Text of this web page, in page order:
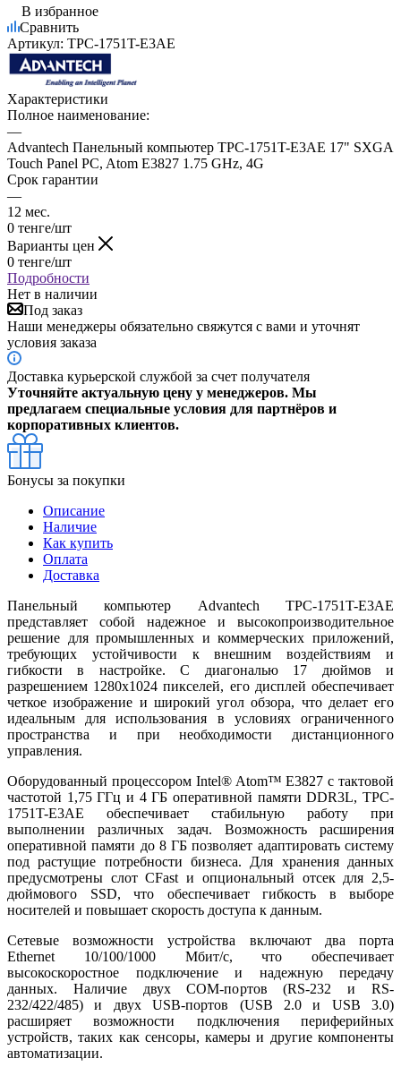
В избранное
Сравнить
Артикул: TPC-1751T-E3AE
Характеристики
Полное наименование:
—
Advantech Панельный компьютер TPC-1751T-E3AE 17" SXGA
Touch Panel PC, Atom E3827 1.75 GHz, 4G
Срок гарантии
—
12 мес.
0 тенге/шт
Варианты цен
0 тенге/шт
Подробности
Нет в наличии
Под заказ
Наши менеджеры обязательно свяжутся с вами и уточнят
условия заказа
Доставка курьерской службой за счет получателя
Уточняйте актуальную цену у менеджеров. Мы
предлагаем специальные условия для партнёров и
корпоративных клиентов.
Бонусы за покупки
Описание
Наличие
Как купить
Оплата
Доставка
Панельный компьютер Advantech TPC-1751T-E3AE
представляет собой надежное и высокопроизводительное
решение для промышленных и коммерческих приложений,
требующих устойчивости к внешним воздействиям и
гибкости в настройке. С диагональю 17 дюймов и
разрешением 1280x1024 пикселей, его дисплей обеспечивает
четкое изображение и широкий угол обзора, что делает его
идеальным для использования в условиях ограниченного
пространства и при необходимости дистанционного
управления.
Оборудованный процессором Intel® Atom™ E3827 с тактовой
частотой 1,75 ГГц и 4 ГБ оперативной памяти DDR3L, TPC-
1751T-E3AE обеспечивает стабильную работу при
выполнении различных задач. Возможность расширения
оперативной памяти до 8 ГБ позволяет адаптировать систему
под растущие потребности бизнеса. Для хранения данных
предусмотрены слот CFast и опциональный отсек для 2,5-
дюймового SSD, что обеспечивает гибкость в выборе
носителей и повышает скорость доступа к данным.
Сетевые возможности устройства включают два порта
Ethernet 10/100/1000 Мбит/с, что обеспечивает
высокоскоростное подключение и надежную передачу
данных. Наличие двух COM-портов (RS-232 и RS-
232/422/485) и двух USB-портов (USB 2.0 и USB 3.0)
расширяет возможности подключения периферийных
устройств, таких как сенсоры, камеры и другие компоненты
автоматизации.